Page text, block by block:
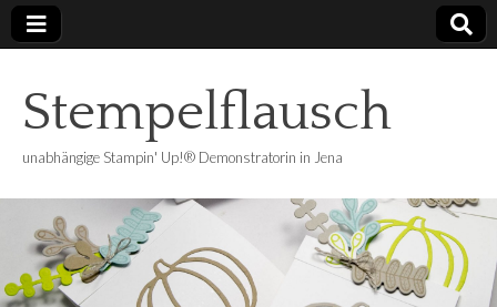
Stempelflausch
unabhängige Stampin' Up!® Demonstratorin in Jena